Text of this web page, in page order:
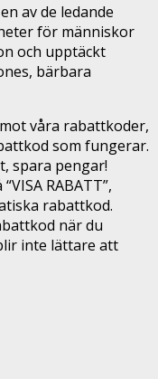
av de ledande
för människor
och upptäckt
bärbara
våra rabattkoder,
som fungerar.
spara pengar!
RABATT”,
rabattkod.
när du
inte lättare att